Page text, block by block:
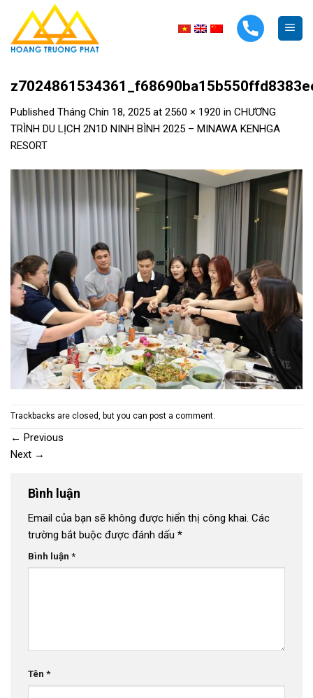
content
Published Tháng Chín 18, 2025 at 2560 × 1920 in CHƯƠNG
TRÌNH DU LỊCH 2N1D NINH BÌNH 2025 – MINAWA KENHGA
RESORT
Trackbacks are closed, but you can post a comment.
← Previous
Next →
Bình luận
Email của bạn sẽ không được hiển thị công khai. Các
trường bắt buộc được đánh dấu *
Bình luận *
Tên *